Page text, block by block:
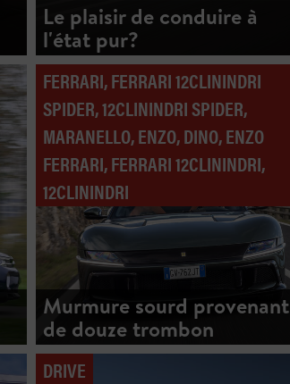
Le plaisir de conduire à
l'état pur?
FERRARI, FERRARI 12CLININDRI
SPIDER, 12CLININDRI SPIDER,
MARANELLO, ENZO, DINO, ENZO
FERRARI, FERRARI 12CLININDRI,
12CLININDRI
Murmure sourd provenant
de douze trombon
DRIVE